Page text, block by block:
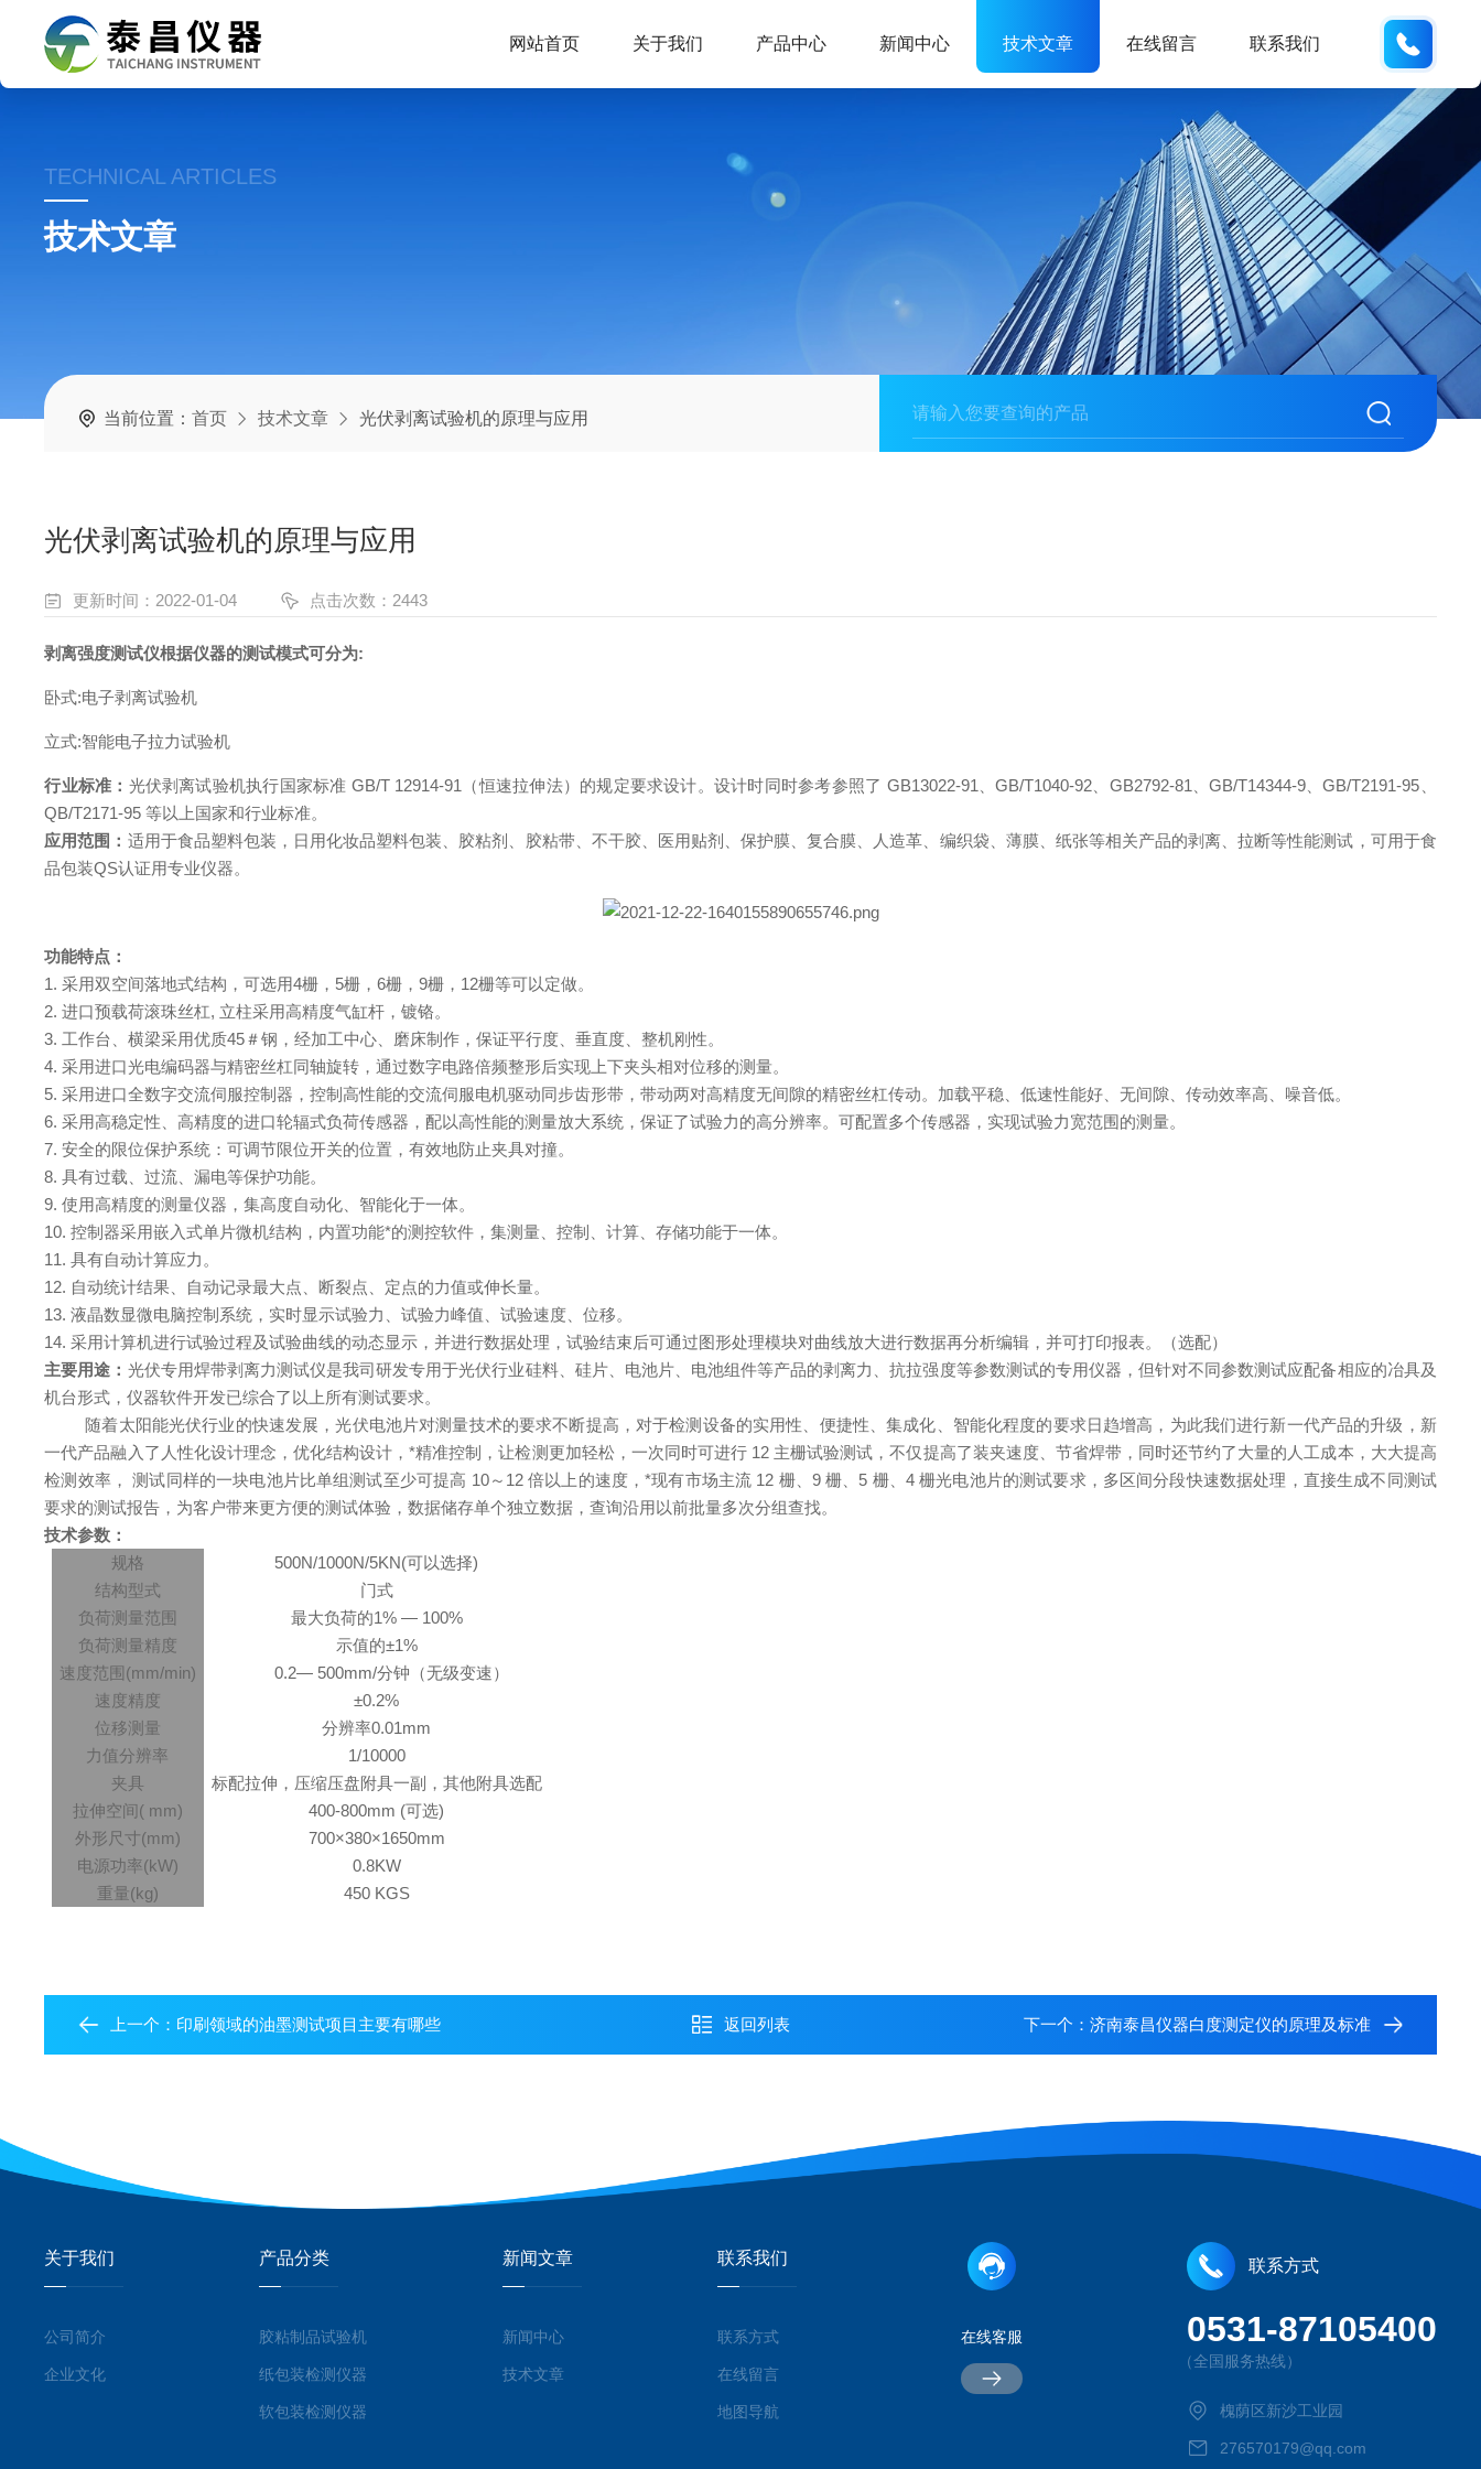
网站首页 关于我们 产品中心 新闻中心 技术文章 在线留言 联系我们
TECHNICAL ARTICLES
技术文章
当前位置：首页 技术文章 光伏剥离试验机的原理与应用
光伏剥离试验机的原理与应用
更新时间：2022-01-04 点击次数：2443
剥离强度测试仪根据仪器的测试模式可分为:
卧式:电子剥离试验机
立式:智能电子拉力试验机
行业标准： 光伏剥离试验机执行国家标准 GB/T 12914-91（恒速拉伸法）的规定要求设计。设计时同时参考参照了 GB13022-91、GB/T1040-92、GB2792-81、GB/T14344-9、GB/T2191-95、
QB/T2171-95 等以上国家和行业标准。
应用范围： 适用于食品塑料包装，日用化妆品塑料包装、胶粘剂、胶粘带、不干胶、医用贴剂、保护膜、复合膜、人造革、编织袋、薄膜、纸张等相关产品的剥离、拉断等性能测试，可用于食
品包装QS认证用专业仪器。
功能特点：
1. 采用双空间落地式结构，可选用4栅，5栅，6栅，9栅，12栅等可以定做。
2. 进口预载荷滚珠丝杠, 立柱采用高精度气缸杆，镀铬。
3. 工作台、横梁采用优质45＃钢，经加工中心、磨床制作，保证平行度、垂直度、整机刚性。
4. 采用进口光电编码器与精密丝杠同轴旋转，通过数字电路倍频整形后实现上下夹头相对位移的测量。
5. 采用进口全数字交流伺服控制器，控制高性能的交流伺服电机驱动同步齿形带，带动两对高精度无间隙的精密丝杠传动。加载平稳、低速性能好、无间隙、传动效率高、噪音低。
6. 采用高稳定性、高精度的进口轮辐式负荷传感器，配以高性能的测量放大系统，保证了试验力的高分辨率。可配置多个传感器，实现试验力宽范围的测量。
7. 安全的限位保护系统：可调节限位开关的位置，有效地防止夹具对撞。
8. 具有过载、过流、漏电等保护功能。
9. 使用高精度的测量仪器，集高度自动化、智能化于一体。
10. 控制器采用嵌入式单片微机结构，内置功能*的测控软件，集测量、控制、计算、存储功能于一体。
11. 具有自动计算应力。
12. 自动统计结果、自动记录最大点、断裂点、定点的力值或伸长量。
13. 液晶数显微电脑控制系统，实时显示试验力、试验力峰值、试验速度、位移。
14. 采用计算机进行试验过程及试验曲线的动态显示，并进行数据处理，试验结束后可通过图形处理模块对曲线放大进行数据再分析编辑，并可打印报表。（选配）
主要用途： 光伏专用焊带剥离力测试仪是我司研发专用于光伏行业硅料、硅片、电池片、电池组件等产品的剥离力、抗拉强度等参数测试的专用仪器 ，但针对不同参数测试应配备相应的冶具及
机台形式，仪器软件开发已综合了以上所有测试要求。
随着太阳能光伏行业的快速发展，光伏电池片对测量技术的要求不断提高，对于检测设备的实用性、便捷性、集成化、智能化程度的要求日趋增高，为此我们进行新一代产品的升级，新
一代产品融入了人性化设计理念，优化结构设计，*精准控制，让检测更加轻松，一次同时可进行 12 主栅试验测试，不仅提高了装夹速度、节省焊带，同时还节约了大量的人工成本，大大提高
检测效率， 测试同样的一块电池片比单组测试至少可提高 10～ 12倍以上的速度，*现有市场主流 12 栅、 9栅、 5 栅、 4栅光电池片的测试要求，多区间分段快速数据处理，直接生成不同测试
要求的测试报告，为客户带来更方便的测试体验，数据储存单个独立数据，查询沿用以前批量多次分组查找。
技术参数：
规格
500N/1000N/5KN(可以选择)
结构型式
门式
负荷测量范围
最大负荷的1% — 100%
负荷测量精度
示值的±1%
速度范围 (mm/min)
0.2— 500mm/分钟（无级变速）
速度精度
±0.2%
位移测量
分辨率0.01mm
力值分辨率
1/10000
夹具
标配拉伸，压缩压盘附具一副，其他附具选配
拉伸空间( mm)
400-800mm (可选)
外形尺寸(mm)
700×380×1650mm
电源功率(kW)
0.8KW
重量 (kg) 450 KGS
上一个： 印刷领域的油墨测试项目主要有哪些 返回列表 下一个： 济南泰昌仪器白度测定仪的原理及标准
关于我们
公司简介
企业文化
产品分类
胶粘制品试验机
纸包装检测仪器
软包装检测仪器
新闻文章
新闻中心
技术文章
联系我们
联系方式
在线留言
地图导航
在线客服
联系方式
0531-87105400
（全国服务热线）
槐荫区新沙工业园
276570179@qq.com